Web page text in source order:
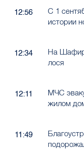
12:56
С 1
истории
12:34
На
лося
12:11
МЧС
жилом
11:49